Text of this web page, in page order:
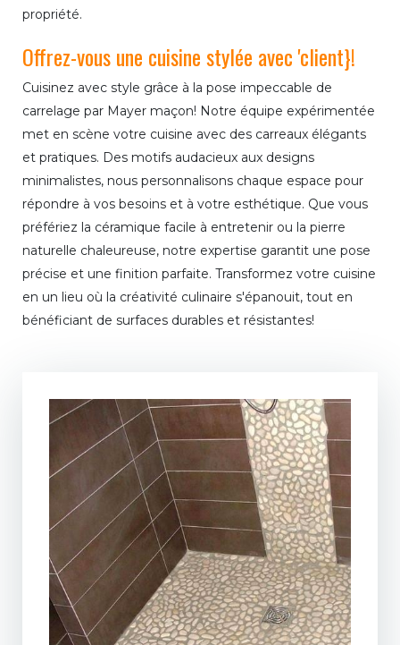
propriété.
Offrez-vous une cuisine stylée avec 'client}!
Cuisinez avec style grâce à la pose impeccable de
carrelage par Mayer maçon! Notre équipe expérimentée
met en scène votre cuisine avec des carreaux élégants
et pratiques. Des motifs audacieux aux designs
minimalistes, nous personnalisons chaque espace pour
répondre à vos besoins et à votre esthétique. Que vous
préfériez la céramique facile à entretenir ou la pierre
naturelle chaleureuse, notre expertise garantit une pose
précise et une finition parfaite. Transformez votre cuisine
en un lieu où la créativité culinaire s'épanouit, tout en
bénéficiant de surfaces durables et résistantes!